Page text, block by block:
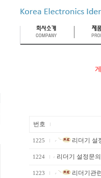
번호
1225 리더기 설
1224 리더기 설정문
1223 리더기관